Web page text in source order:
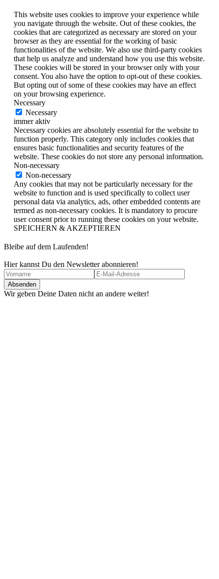
This website uses cookies to improve your experience while
you navigate through the website. Out of these cookies, the
cookies that are categorized as necessary are stored on your
browser as they are essential for the working of basic
functionalities of the website. We also use third-party cookies
that help us analyze and understand how you use this website.
These cookies will be stored in your browser only with your
consent. You also have the option to opt-out of these cookies.
But opting out of some of these cookies may have an effect
on your browsing experience.
Necessary
Necessary
immer aktiv
Necessary cookies are absolutely essential for the website to
function properly. This category only includes cookies that
ensures basic functionalities and security features of the
website. These cookies do not store any personal information.
Non-necessary
Non-necessary
Any cookies that may not be particularly necessary for the
website to function and is used specifically to collect user
personal data via analytics, ads, other embedded contents are
termed as non-necessary cookies. It is mandatory to procure
user consent prior to running these cookies on your website.
SPEICHERN & AKZEPTIEREN
Bleibe auf dem Laufenden!
Hier kannst Du den Newsletter abonnieren!
Wir geben Deine Daten nicht an andere weiter!